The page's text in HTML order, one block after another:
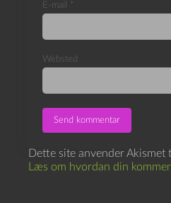
E-mail *
Websted
Dette site anvender Akismet
Læs om hvordan din